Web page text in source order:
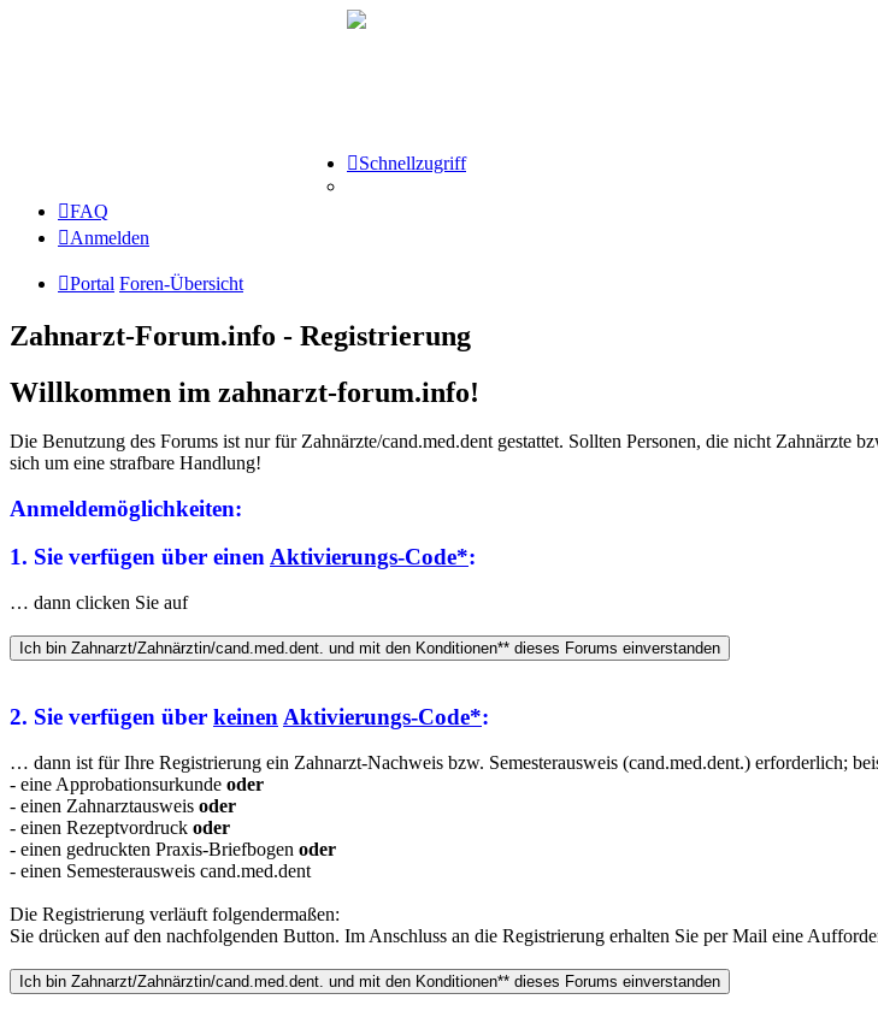
Schnellzugriff
FAQ
Anmelden
Portal Foren-Übersicht
Zahnarzt-Forum.info - Registrierung
Willkommen im zahnarzt-forum.info!
Die Benutzung des Forums ist nur für Zahnärzte/cand.med.dent gestattet. Sollten Personen, die nicht Zahnärzte
sich um eine strafbare Handlung!
Anmeldemöglichkeiten:
1. Sie verfügen über einen Aktivierungs-Code*:
… dann clicken Sie auf
2. Sie verfügen über keinen Aktivierungs-Code*:
… dann ist für Ihre Registrierung ein Zahnarzt-Nachweis bzw. Semesterausweis (cand.med.dent.) erforderlich;
- eine Approbationsurkunde oder
- einen Zahnarztausweis oder
- einen Rezeptvordruck oder
- einen gedruckten Praxis-Briefbogen oder
- einen Semesterausweis cand.med.dent
Die Registrierung verläuft folgendermaßen:
Sie drücken auf den nachfolgenden Button. Im Anschluss an die Registrierung erhalten Sie per Mail eine